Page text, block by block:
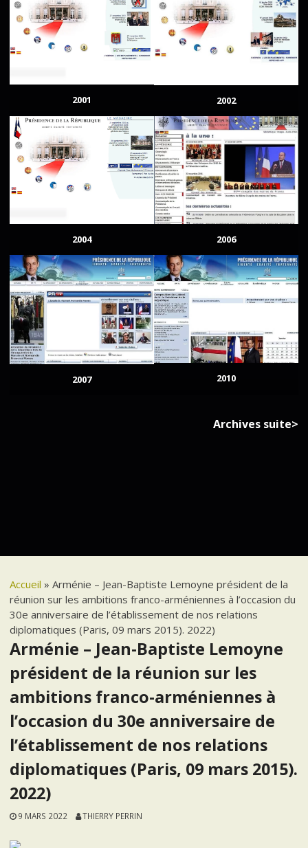
2001 2002
2004 2006
2007 2010
Archives suite>
Accueil »Arménie – Jean-Baptiste Lemoyne président de la
réunion sur les ambitions franco-arméniennes à l’occasion du
30e anniversaire de l’établissement de nos relations
diplomatiques (Paris, 09 mars 2015). 2022)
Arménie – Jean-Baptiste Lemoyne
président de la réunion sur les
ambitions franco-arméniennes à
l’occasion du 30e anniversaire de
l’établissement de nos relations
diplomatiques (Paris, 09 mars 2015).
2022)
9 MARS 2022 THIERRY PERRIN